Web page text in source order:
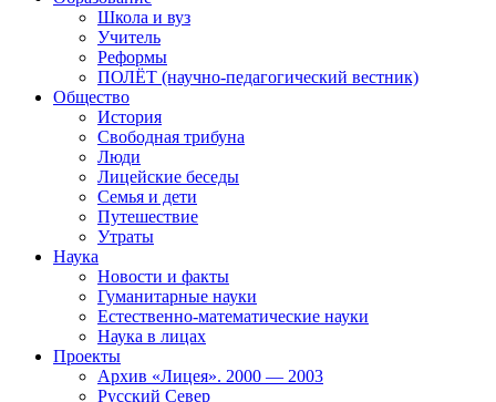
Школа и вуз
Учитель
Реформы
ПОЛЁТ (научно-педагогический вестник)
Общество
История
Свободная трибуна
Люди
Лицейские беседы
Семья и дети
Путешествие
Утраты
Наука
Новости и факты
Гуманитарные науки
Естественно-математические науки
Наука в лицах
Проекты
Архив «Лицея». 2000 — 2003
Русский Север